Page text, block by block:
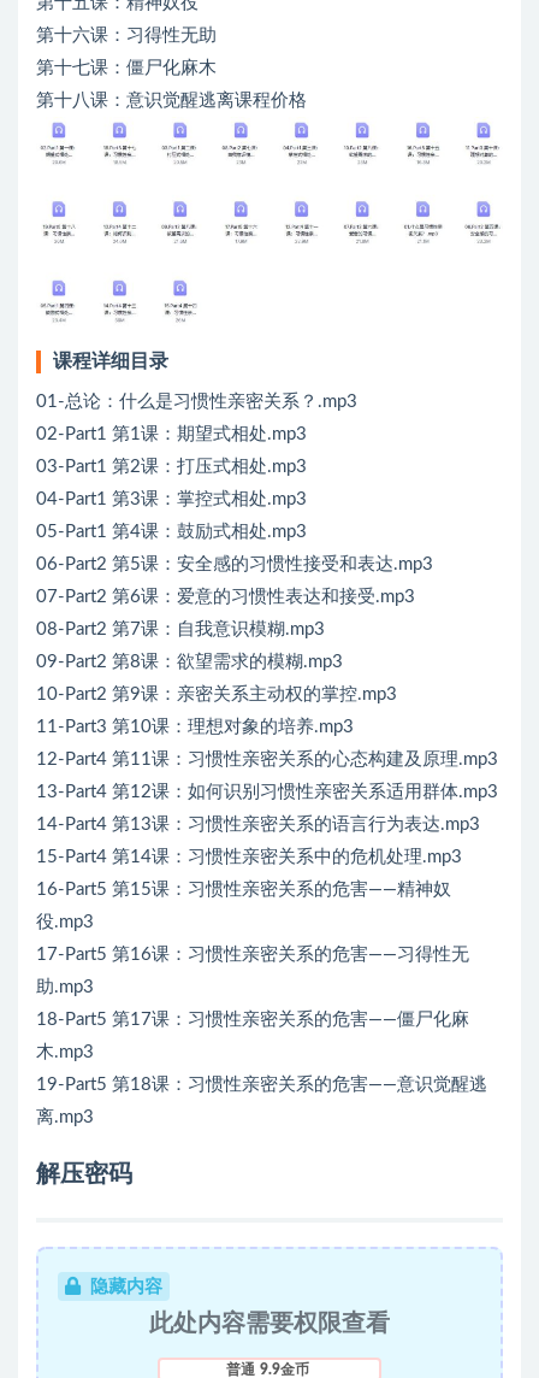
第十六课：习得性无助
第十七课：僵尸化麻木
第十八课：意识觉醒逃离课程价格
课程详细目录
01-总论：什么是习惯性亲密关系？.mp3
02-Part1 第1课：期望式相处.mp3
03-Part1 第2课：打压式相处.mp3
04-Part1 第3课：掌控式相处.mp3
05-Part1 第4课：鼓励式相处.mp3
06-Part2 第5课：安全感的习惯性接受和表达.mp3
07-Part2 第6课：爱意的习惯性表达和接受.mp3
08-Part2 第7课：自我意识模糊.mp3
09-Part2 第8课：欲望需求的模糊.mp3
10-Part2 第9课：亲密关系主动权的掌控.mp3
11-Part3 第10课：理想对象的培养.mp3
12-Part4 第11课：习惯性亲密关系的心态构建及原理.mp3
13-Part4 第12课：如何识别习惯性亲密关系适用群体.mp3
14-Part4 第13课：习惯性亲密关系的语言行为表达.mp3
15-Part4 第14课：习惯性亲密关系中的危机处理.mp3
16-Part5 第15课：习惯性亲密关系的危害——精神奴
役.mp3
17-Part5 第16课：习惯性亲密关系的危害——习得性无
助.mp3
18-Part5 第17课：习惯性亲密关系的危害——僵尸化麻
木.mp3
19-Part5 第18课：习惯性亲密关系的危害——意识觉醒逃
离.mp3
解压密码
隐藏内容
此处内容需要权限查看
普通 9.9金币